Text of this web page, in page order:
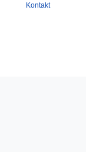
Kontakt